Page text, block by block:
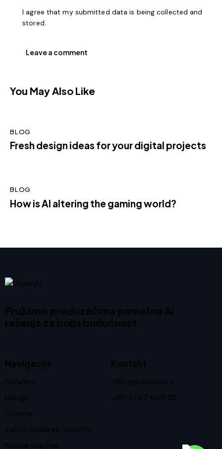
I agree that my submitted data is being collected and
stored.
You May Also Like
BLOG
Fresh design ideas for your digital projects
BLOG
How is AI altering the gaming world?
Pružamo preduzećima pametna AI
rešenja za bolju budućnost.
Navigacija
Početna
Usluge
O nama
Zašto odabrati VisionAI
Kontaktiraj nas
Kontakt
office@visionai.rs
+381 61 67 669 33